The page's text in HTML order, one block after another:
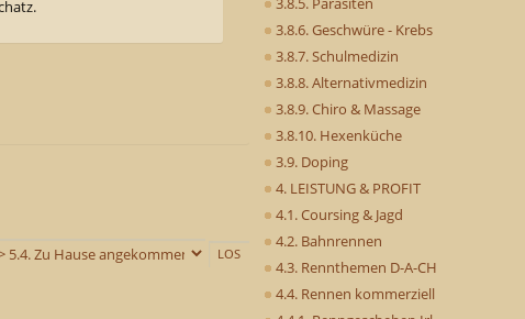
3.8.6. Geschwüre - Krebs
3.8.7. Schulmedizin
3.8.8. Alternativmedizin
3.8.9. Chiro & Massage
3.8.10. Hexenküche
3.9. Doping
4. LEISTUNG & PROFIT
4.1. Coursing & Jagd
4.2. Bahnrennen
4.3. Rennthemen D-A-CH
4.4. Rennen kommerziell